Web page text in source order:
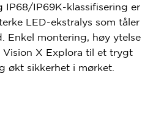
IP68/IP69K-klassifisering er
LED-ekstralys som tåler
Enkel montering, høy ytelse
X Explora til et trygt
økt sikkerhet i mørket.